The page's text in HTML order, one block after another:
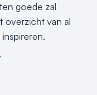
goede zal
overzicht van al